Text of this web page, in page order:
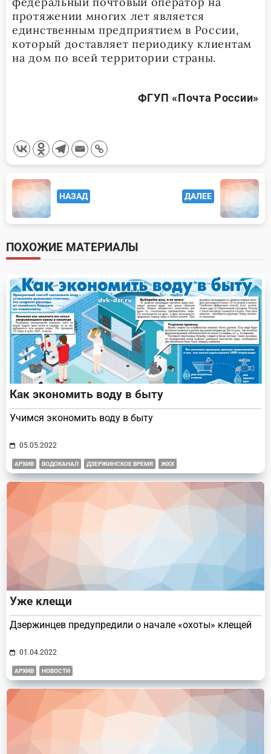
протяжении многих лет является
единственным предприятием в России,
который доставляет периодику клиентам
на дом по всей территории страны.
ФГУП «Почта России»
<span
class="nav-
subtitle
screen-
reader-
text">Page</span>
НАЗАД ДАЛЕЕ
ПОХОЖИЕ МАТЕРИАЛЫ
Как экономить воду в быту
Учимся экономить воду в быту
05.05.2022
АРХИВ ВОДОКАНАЛ ДЗЕРЖИНСКОЕ ВРЕМЯ ЖКХ
Уже клещи
Дзержинцев предупредили о начале «охоты» клещей
01.04.2022
АРХИВ НОВОСТИ